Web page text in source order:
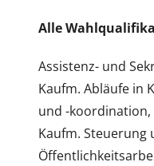
Alle
Assistenz- und
Kaufm. Abläufe in
und -
Kaufm. Steuerung